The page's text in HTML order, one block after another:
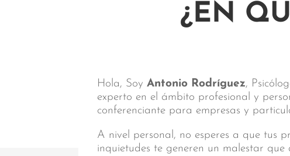
¿EN
Hola, SoyAntonio Rodríguez,
experto en el ámbito profesional y
conferenciante para empresas y
A nivel personal, no esperes a que tus
inquietudes te generen un malestar que